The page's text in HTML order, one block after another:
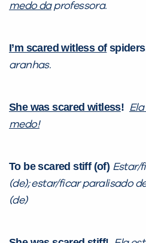
medo daprofessora.
I’m scared witless of
aranhas.
She was scared witless!
medo!
To be scared stiff (of) Estar/
(de); estar/ficar paralisado
(de)